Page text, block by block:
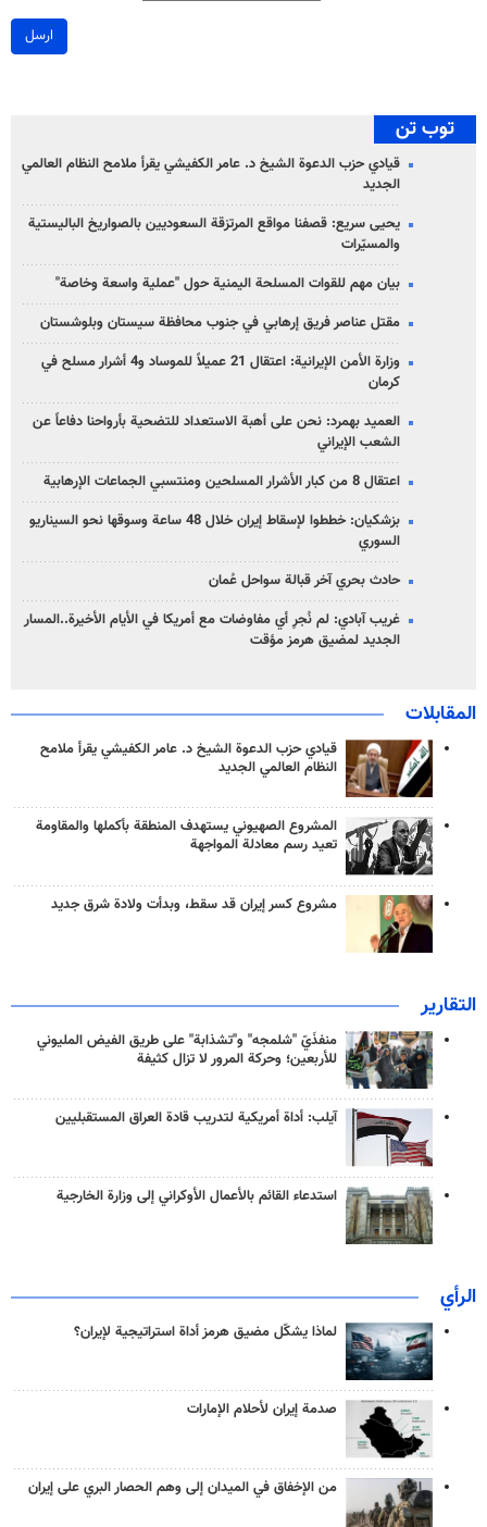
ارسل
توب تن
قيادي حزب الدعوة الشيخ د. عامر الكفيشي يقرأ ملامح النظام العالمي
الجديد
يحيى سريع: قصفنا مواقع المرتزقة السعوديين بالصواريخ الباليستية
والمسيّرات
بيان مهم للقوات المسلحة اليمنية حول "عملية واسعة وخاصة"
مقتل عناصر فريق إرهابي في جنوب محافظة سيستان وبلوشستان
وزارة الأمن الإيرانية: اعتقال 21 عميلاً للموساد و4 أشرار مسلح في
كرمان
العميد بهمرد: نحن على أهبة الاستعداد للتضحية بأرواحنا دفاعاً عن
الشعب الإيراني
اعتقال 8 من كبار الأشرار المسلحين ومنتسبي الجماعات الإرهابية
بزشكيان: خططوا لإسقاط إيران خلال 48 ساعة وسوقها نحو السيناريو
السوري
حادث بحري آخر قبالة سواحل عُمان
غريب آبادي: لم نُجرِ أي مفاوضات مع أمريكا في الأيام الأخيرة..المسار
الجديد لمضيق هرمز مؤقت
المقابلات
قيادي حزب الدعوة الشيخ د. عامر الكفيشي يقرأ ملامح
النظام العالمي الجديد
المشروع الصهيوني يستهدف المنطقة بأكملها والمقاومة
تعيد رسم معادلة المواجهة
مشروع كسر إيران قد سقط، وبدأت ولادة شرق جديد
التقارير
منفذَيّ "شلمجه" و"تشذابة" على طريق الفيض المليوني
للأربعين؛ وحركة المرور لا تزال كثيفة
آيلب: أداة أمريكية لتدريب قادة العراق المستقبليين
استدعاء القائم بالأعمال الأوكراني إلى وزارة الخارجية
الرأي
لماذا يشكّل مضيق هرمز أداة استراتيجية لإيران؟
صدمة إيران لأحلام الإمارات
من الإخفاق في الميدان إلى وهم الحصار البري على إيران